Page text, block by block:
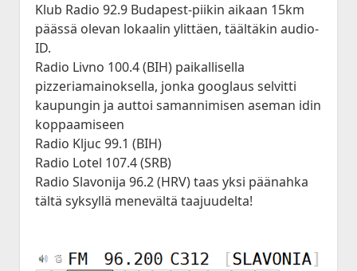
Klub Radio 92.9 Budapest-piikin aikaan 15km
päässä olevan lokaalin ylittäen, täältäkin audio-
ID.
Radio Livno 100.4 (BIH) paikallisella
pizzeriamainoksella, jonka googlaus selvitti
kaupungin ja auttoi samannimisen aseman idin
koppaamiseen
Radio Kljuc 99.1 (BIH)
Radio Lotel 107.4 (SRB)
Radio Slavonija 96.2 (HRV) taas yksi päänahka
tältä syksyllä menevältä taajuudelta!